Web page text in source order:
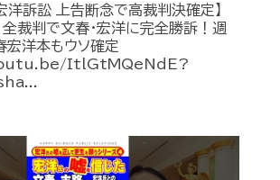
宏洋訴訟 上告断念で高裁判決確定】
全裁判で文春・宏洋に完全勝訴！週
宏洋本もウソ確定
ItlGtMQeNdE?